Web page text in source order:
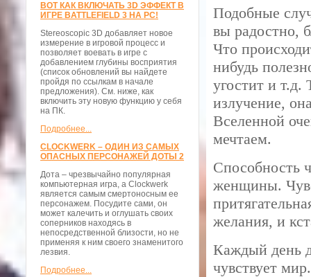
ВОТ КАК ВКЛЮЧАТЬ 3D ЭФФЕКТ В
ИГРЕ BATTLEFIELD 3 НА PC!
Stereoscopic 3D добавляет новое
измерение в игровой процесс и
позволяет воевать в игре с
добавлением глубины восприятия
(список обновлений вы найдете
пройдя по ссылкам в начале
предложения). См. ниже, как
включить эту новую функцию у себя
на ПК.
Подробнее...
CLOCKWERK – ОДИН ИЗ САМЫХ
ОПАСНЫХ ПЕРСОНАЖЕЙ ДОТЫ 2
Дота – чрезвычайно популярная
компьютерная игра, а Clockwerk
является самым смертоносным ее
персонажем. Посудите сами, он
может калечить и оглушать своих
соперников находясь в
непосредственной близости, но не
применяя к ним своего знаменитого
лезвия.
Подробнее...
Подобные
вы радостно,
Что
нибудь
угостит и т.д.
излучение,
Вселенной
мечтаем.
Способность
женщины.
желания, и
Каждый день
чувствует мир.